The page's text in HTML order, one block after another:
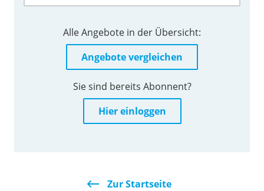
Alle Angebote in der Übersicht:
Angebote vergleichen
Sie sind bereits Abonnent?
Hier einloggen
Zur Startseite